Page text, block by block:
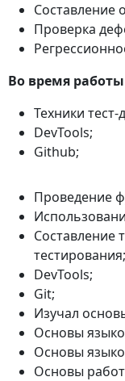
Составление
Проверка
Во время
Техники тест-
DevTools;
Github;
Проведение
Составление
тестирования;
DevTools;
Git;
Изучал
Основы
Основы
Основы